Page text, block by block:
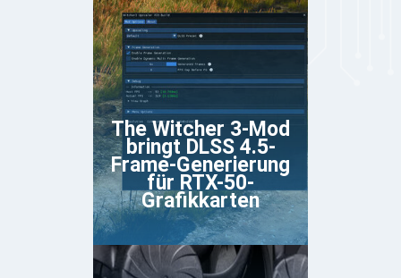
The Witcher 3-Mod
bringt DLSS 4.5-
Frame-Generierung
für RTX-50-
Grafikkarten